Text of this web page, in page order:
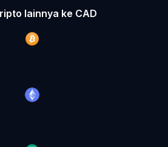
lainnya ke CAD